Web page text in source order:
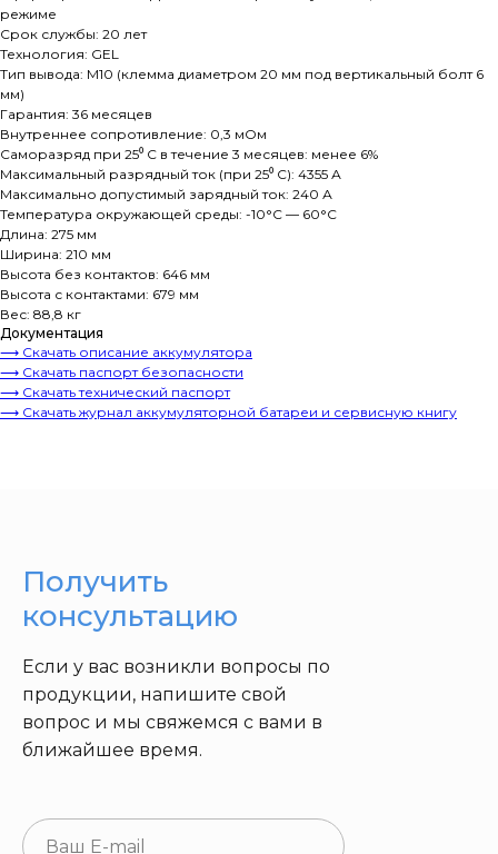
режиме
Срок службы: 20 лет
Технология: GEL
Тип вывода: M10 (клемма диаметром 20 мм под вертикальный болт 6
мм)
Гарантия: 36 месяцев
Внутреннее сопротивление: 0,3 мОм
Саморазряд при 25⁰ С в течение 3 месяцев: менее 6%
Максимальный разрядный ток (при 25⁰ С): 4355 А
Максимально допустимый зарядный ток: 240 А
Температура окружающей среды: -10°C — 60°C
Длина: 275 мм
Ширина: 210 мм
Высота без контактов: 646 мм
Высота с контактами: 679 мм
Вес: 88,8 кг
Документация
⟶ Скачать описание аккумулятора
⟶ Скачать паспорт безопасности
⟶ Скачать технический паспорт
⟶ Скачать журнал аккумуляторной батареи и сервисную книгу
Если у вас возникли вопросы по
продукции, напишите свой
вопрос и мы свяжемся с вами в
ближайшее время.
Получить
консультацию